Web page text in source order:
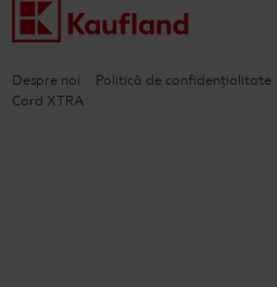
Despre noi Politică de confidențialitate
Card XTRA